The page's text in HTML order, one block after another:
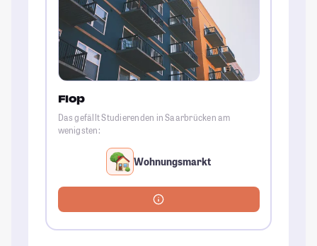
Flop
Das gefällt Studierenden in Saarbrücken am
wenigsten:
Wohnungsmarkt